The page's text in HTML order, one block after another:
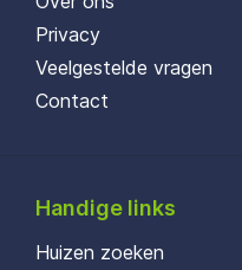
Privacy
Veelgestelde vragen
Contact
Handige links
Huizen zoeken